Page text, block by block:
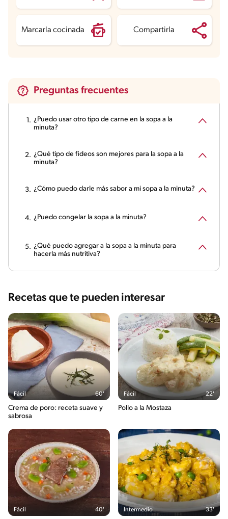
Marcarla cocinada Compartirla
Preguntas frecuentes
¿Puedo usar otro tipo de carne en la sopa a la
minuta?
¿Qué tipo de fideos son mejores para la sopa a la
minuta?
¿Cómo puedo darle más sabor a mi sopa a la minuta?
¿Puedo congelar la sopa a la minuta?
¿Qué puedo agregar a la sopa a la minuta para
hacerla más nutritiva?
Recetas que te pueden interesar
Fácil 60'
Crema de poro: receta suave y
sabrosa
Fácil 22'
Pollo a la Mostaza
Fácil 40' Intermedio 33'